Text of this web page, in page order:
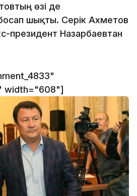
өзі де
шықты. Серік Ахметов
президент Назарбаевтан
width="608"]